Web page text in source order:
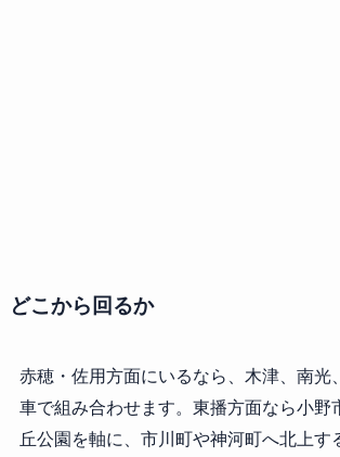
どこから回るか
赤穂・佐用方面にいるなら、木津、南光
車で組み合わせます。東播方面なら小野
丘公園を軸に、市川町や神河町へ北上す